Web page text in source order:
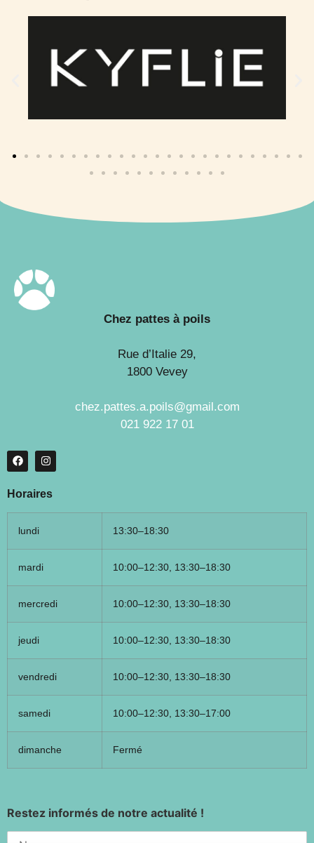
Chez pattes à poils
Rue d’Italie 29,
1800 Vevey
chez.pattes.a.poils@gmail.com
021 922 17 01
Horaires
lundi 13:30–18:30
mardi 10:00–12:30, 13:30–18:30
mercredi 10:00–12:30, 13:30–18:30
jeudi 10:00–12:30, 13:30–18:30
vendredi 10:00–12:30, 13:30–18:30
samedi 10:00–12:30, 13:30–17:00
dimanche Fermé
Restez informés de notre actualité !